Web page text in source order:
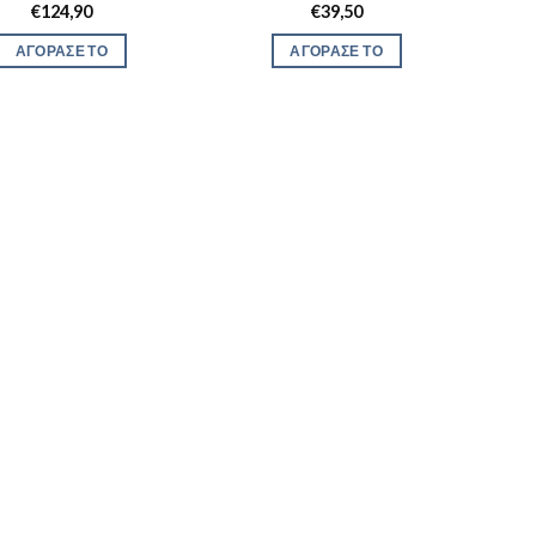
€124,90
ΑΓΟΡΑΣΕ ΤΟ
€39,50
ΑΓΟΡΑΣΕ ΤΟ